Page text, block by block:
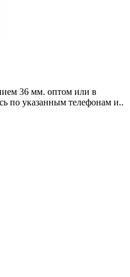
36 мм. оптом или в
по указанным телефонам и..